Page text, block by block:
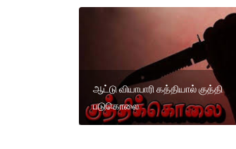
ஆட்டு வியாபாரி கத்தியால் குத்தி‌
படுகொலை